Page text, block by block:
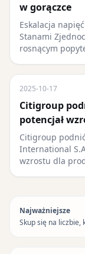
w gorączce
Eskalacja
Stanami
rosnącym
2025-10-17
Citigroup
potencjał
Citigroup
International
wzrostu dla
Najważniejsze
Skup się na